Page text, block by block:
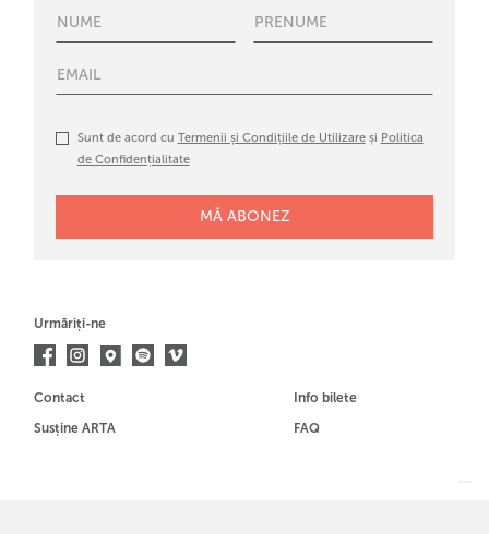
Sunt de acord cu Termenii și Condițiile de Utilizareși Politica
de Confidențialitate
Urmăriți-ne
Contact
Susține ARTA
Info bilete
FAQ